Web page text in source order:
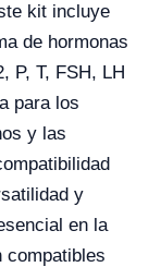
kit incluye
de hormonas
P, T, FSH, LH
para los
y las
y
en la
compatibles